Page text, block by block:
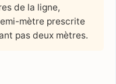
de la ligne,
mètre prescrite
pas deux mètres.